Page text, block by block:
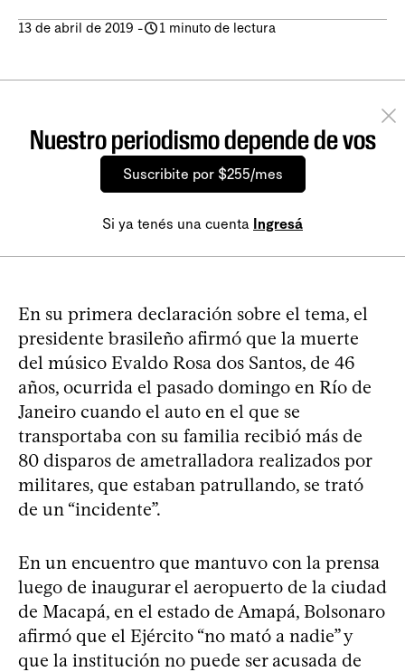
13 de abril de 2019 - 1 minuto de lectura
Nuestro periodismo depende de vos
Suscribite por $255/mes
Si ya tenés una cuenta Ingresá
En su primera declaración sobre el tema, el
presidente brasileño afirmó que la muerte
del músico Evaldo Rosa dos Santos, de 46
años, ocurrida el pasado domingo en Río de
Janeiro cuando el auto en el que se
transportaba con su familia recibió más de
80 disparos de ametralladora realizados por
militares, que estaban patrullando, se trató
de un “incidente”.
En un encuentro que mantuvo con la prensa
luego de inaugurar el aeropuerto de la ciudad
de Macapá, en el estado de Amapá, Bolsonaro
afirmó que el Ejército “no mató a nadie” y
que la institución no puede ser acusada de